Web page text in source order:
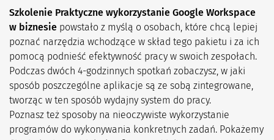
Szkolenie Praktyczne wykorzystanie Google Workspace
w biznesie powstało z myślą o osobach, które chcą lepiej
poznać narzędzia wchodzące w skład tego pakietu i za ich
pomocą podnieść efektywność pracy w swoich zespołach.
Podczas dwóch 4-godzinnych spotkań zobaczysz, w jaki
sposób poszczególne aplikacje są ze sobą zintegrowane,
tworząc w ten sposób wydajny system do pracy.
Poznasz też sposoby na nieoczywiste wykorzystanie
programów do wykonywania konkretnych zadań. Pokażemy